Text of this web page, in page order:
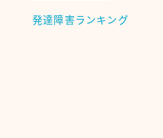
発達障害ランキング